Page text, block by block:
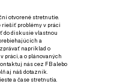
otvorené stretnutie.
problémy v práci
do diskusie vlastnou
a
napríklad o
práci, a o plánovaných
nás cez FBalebo
aj náš dotazník.
a čase stretnutia.